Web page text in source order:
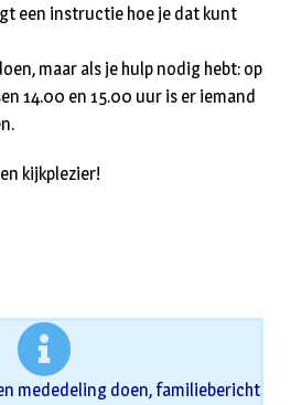
een instructie hoe je dat kunt
maar als je hulp nodig hebt: op
14.00 en 15.00 uur is er iemand
kijkplezier!
mededeling doen, familiebericht